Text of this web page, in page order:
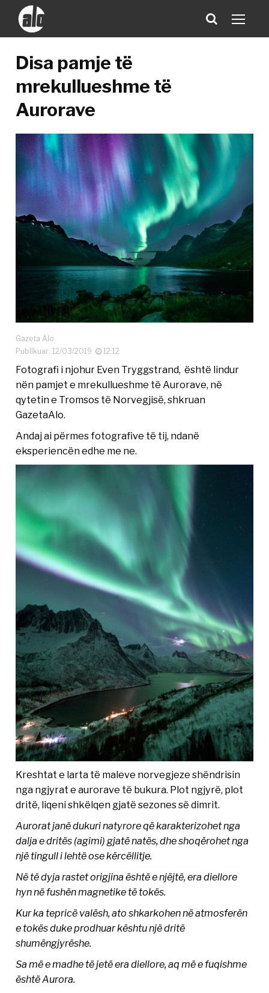
Disa pamje të
mrekullueshme të
Aurorave
Gazeta Alo
Publikuar: 12/03/2019
12:12
Fotografi i njohur Even Tryggstrand, është lindur
nën pamjet e mrekullueshme të Aurorave, në
qytetin e Tromsos të Norvegjisë, shkruan
GazetaAlo.
Andaj ai përmes fotografive të tij, ndanë
eksperiencën edhe me ne.
Kreshtat e larta të maleve norvegjeze shëndrisin
nga ngjyrat e aurorave të bukura. Plot ngjyrë, plot
dritë, liqeni shkëlqen gjatë sezones së dimrit.
Aurorat janë dukuri natyrore që karakterizohet nga
dalja e dritës (agimi) gjatë natës, dhe shoqërohet nga
një tingull i lehtë ose kërcëllitje.
Në të dyja rastet origjina është e njëjtë, era diellore
hyn në fushën magnetike të tokës.
Kur ka tepricë valësh, ato shkarkohen në atmosferën
e tokës duke prodhuar kështu një dritë
shumëngjyrëshe.
Sa më e madhe të jetë era diellore, aq më e fuqishme
është Aurora.